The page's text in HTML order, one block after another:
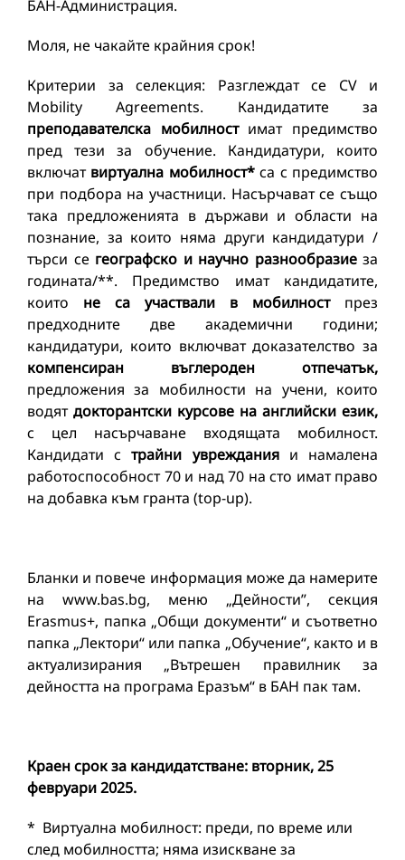
БАН-Администрация.
Моля, не чакайте крайния срок!
Критерии за селекция: Разглеждат се CV и
Mobility Agreements. Кандидатите за
преподавателска мобилностимат предимство
пред тези за обучение. Кандидатури, които
включат виртуална мобилност*са с предимство
при подбора на участници. Насърчават се също
така предложенията в държави и области на
познание, за които няма други кандидатури /
търси се географско и научно разнообразиеза
годината/**. Предимство имат кандидатите,
които не са участвали в мобилностпрез
предходните две академични години;
кандидатури, които включват доказателство за
компенсиран въглероден отпечатък,
предложения за мобилности на учени, които
водят докторантски курсове на английски език,
с цел насърчаване входящата мобилност.
Кандидати страйни уврежданияи намалена
работоспособност 70 и над 70 на сто имат право
на добавка към гранта (top-up).
Бланки и повече информация може да намерите
на www.bas.bg, меню „Дейности”, секция
Erasmus+, папка „Общи документи“ и съответно
папка „Лектори“ или папка „Обучение“, както и в
актуализирания „Вътрешен правилник за
дейността на програма Еразъм“ в БАН пак там.
Краен срок за кандидатстване: вторник, 25
февруари 2025.
* Виртуална мобилност: преди, по време или
след мобилността; няма изискване за